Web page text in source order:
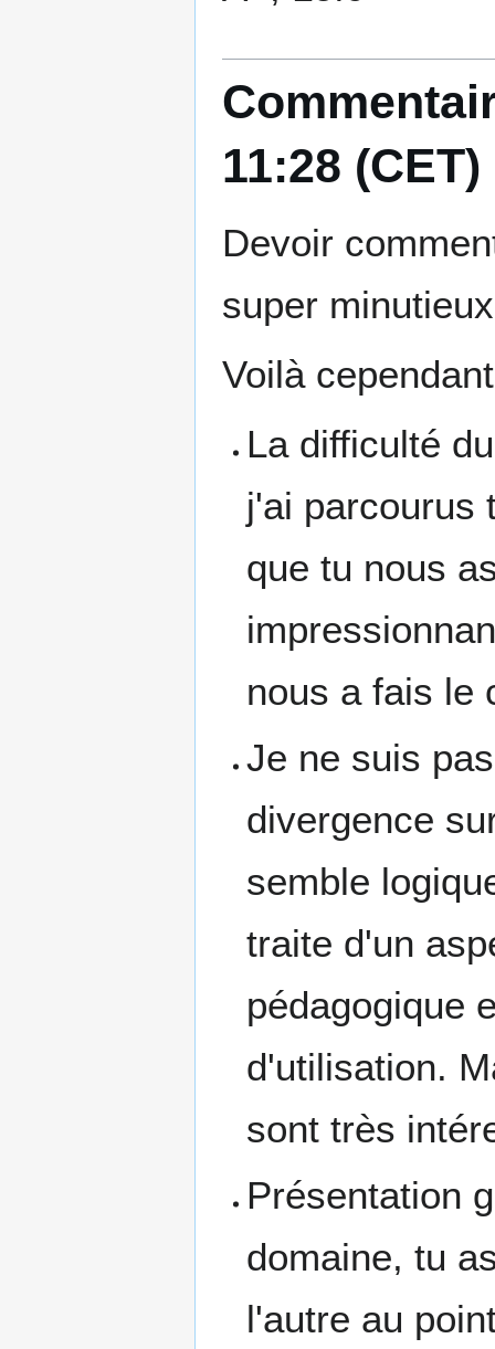
11:28 (CET)
Devoir
super
Voilà
La difficulté
j'ai parcourus
que tu nous
nous a fais le
Je ne suis
divergence
semble
traite d'un
pédagogique
d'utilisation.
sont très
Présentation
domaine, tu
l'autre au